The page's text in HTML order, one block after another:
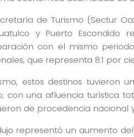
de Turismo (Sectur
y Puerto Escondido
con el mismo
que representa 8.1 por
estos destinos tuvieron
con una afluencia turística
de procedencia nacional
representó un aumento